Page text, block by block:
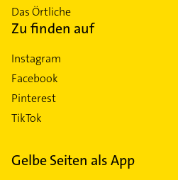
Das Örtliche
Zu finden auf
Instagram
Facebook
Pinterest
TikTok
Gelbe Seiten als App